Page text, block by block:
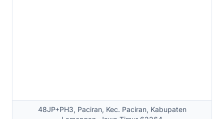
48JP+PH3, Paciran, Kec. Paciran, Kabupaten